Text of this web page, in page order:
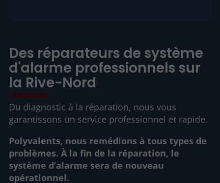
Des réparateurs de système
d'alarme professionnels sur
la Rive-Nord
Du diagnostic à la réparation, nous vous
garantissons un service professionnel et rapide.
Polyvalents, nous remédions à tous types de
problèmes. À la fin de la réparation, le
système d’alarme sera de nouveau
opérationnel.